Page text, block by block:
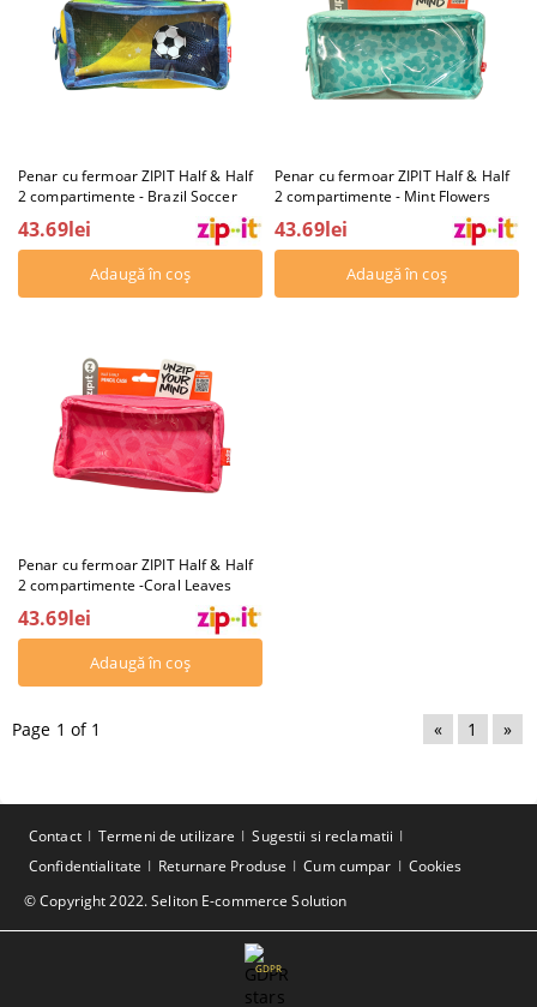
Penar cu fermoar ZIPIT Half & Half
2 compartimente - Brazil Soccer
43.69lei
Penar cu fermoar ZIPIT Half & Half
2 compartimente - Mint Flowers
43.69lei
Penar cu fermoar ZIPIT Half & Half
2 compartimente -Coral Leaves
43.69lei
Page 1 of 1 « 1 »
© Copyright 2022. Seliton E-commerce Solution
Contact Termeni de utilizare
Sugestii si reclamatii
Confidentialitate
Returnare Produse Cum cumpar Cookies
GDPR